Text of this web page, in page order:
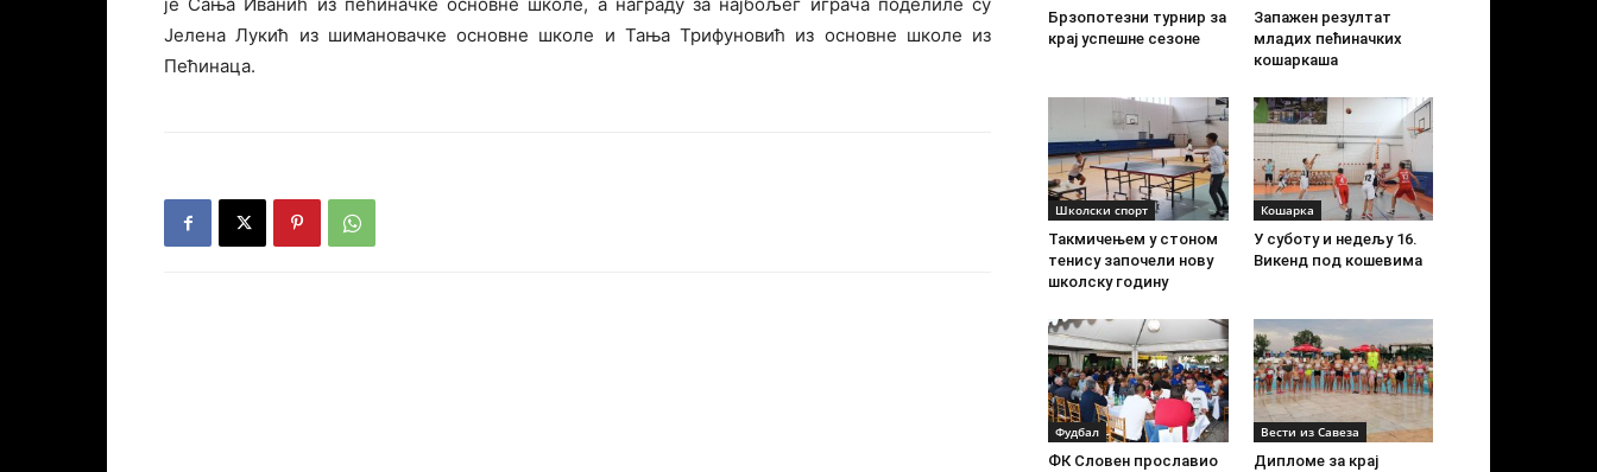
Јелена Лукић из шимановачке основне школе и Тања Трифуновић из основне школе из
Пећинаца.
Брзопотезни турнир за
крај успешне сезоне
Запажен резултат
младих пећиначких
кошаркаша
Школски спорт
Такмичењем у стоном
тенису започели нову
школску годину
Кошарка
У суботу и недељу 16.
Викенд под кошевима
Фудбал
ФК Словен прославио
Вести из Савеза
Дипломе за крај